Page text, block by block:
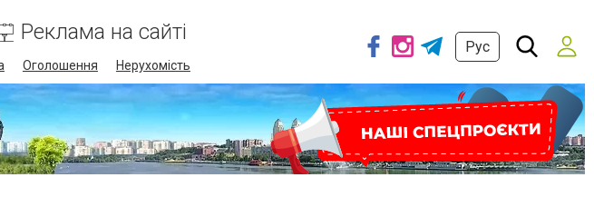
Реклама на сайті
Оголошення Нерухомість
Рус